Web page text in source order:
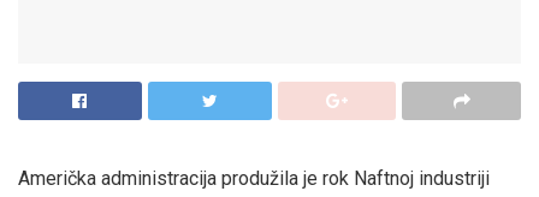
Američka administracija produžila je rok Naftnoj industriji